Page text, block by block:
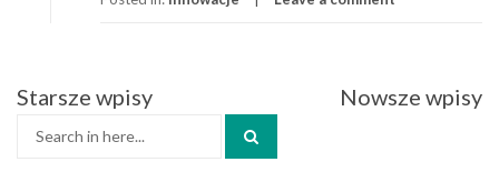
Nawigacja
po
Starsze wpisy Nowsze wpisy